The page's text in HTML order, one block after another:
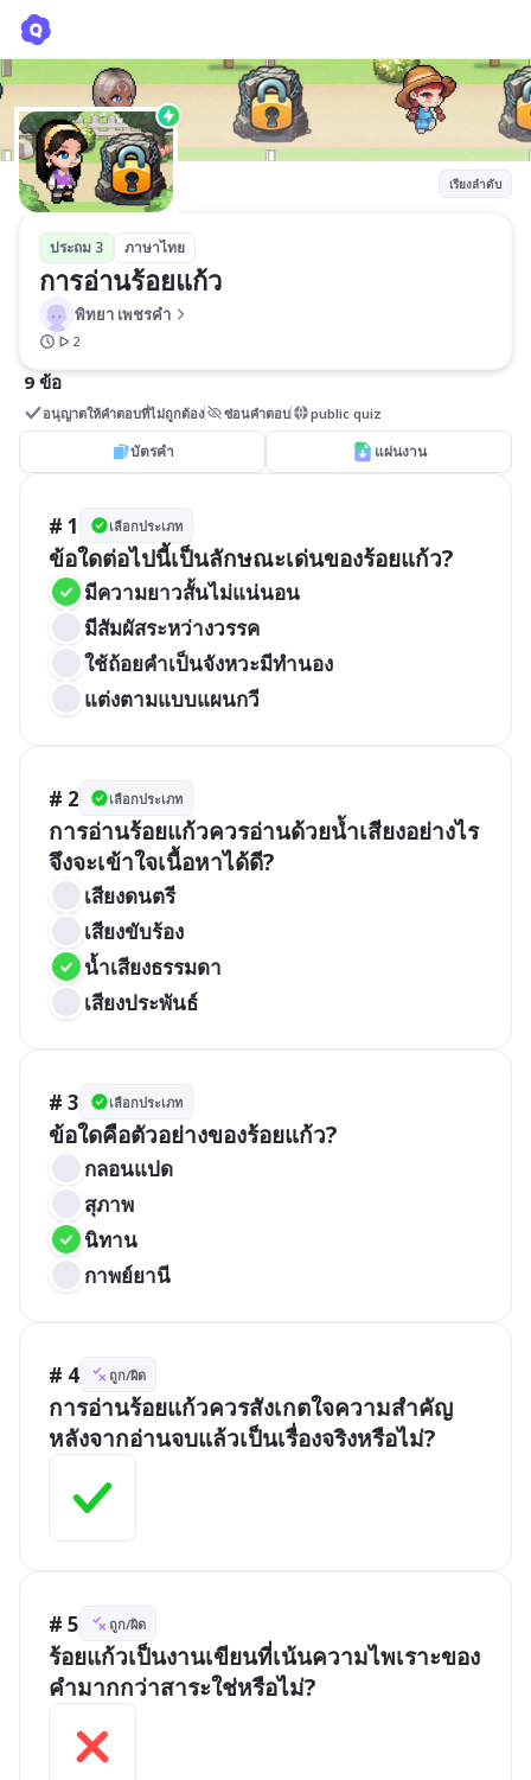
เรียงลำดับ
ประถม 3 ภาษาไทย
การอ่านร้อยแก้ว
พิทยา เพชรคํา
2
9 ข้อ
อนุญาตให้คำตอบที่ไม่ถูกต้อง ซ่อนคำตอบ public quiz
บัตรคำ แผ่นงาน
# 1 เลือกประเภท
ข้อใดต่อไปนี้เป็นลักษณะเด่นของร้อยแก้ว?
มีความยาวสั้นไม่แน่นอน
มีสัมผัสระหว่างวรรค
ใช้ถ้อยคำเป็นจังหวะมีทำนอง
แต่งตามแบบแผนกวี
# 2 เลือกประเภท
การอ่านร้อยแก้วควรอ่านด้วยน้ำเสียงอย่างไร
จึงจะเข้าใจเนื้อหาได้ดี?
เสียงดนตรี
เสียงขับร้อง
น้ำเสียงธรรมดา
เสียงประพันธ์
# 3 เลือกประเภท
ข้อใดคือตัวอย่างของร้อยแก้ว?
กลอนแปด
สุภาพ
นิทาน
กาพย์ยานี
# 4 ถูก/ผิด
การอ่านร้อยแก้วควรสังเกตใจความสำคัญ
หลังจากอ่านจบแล้วเป็นเรื่องจริงหรือไม่?
# 5 ถูก/ผิด
ร้อยแก้วเป็นงานเขียนที่เน้นความไพเราะของ
คำมากกว่าสาระใช่หรือไม่?